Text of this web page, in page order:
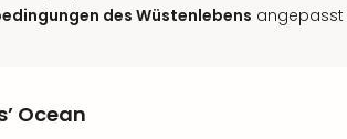
des Wüstenlebens angepasst
Ocean